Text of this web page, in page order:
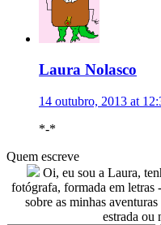
Laura Nolasco
14 outubro, 2013 at
*-*
Quem escreve
Oi, eu sou a Laura,
fotógrafa, formada em letras
sobre as minhas
estrada ou